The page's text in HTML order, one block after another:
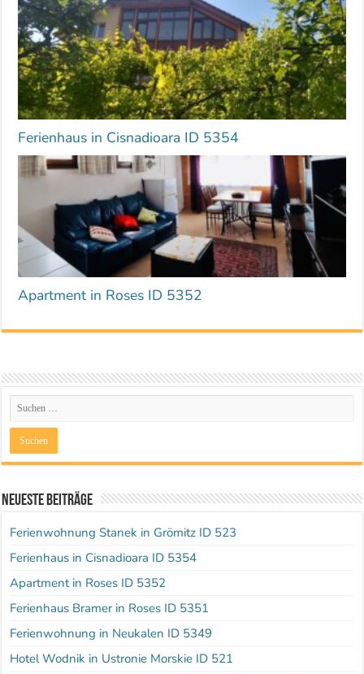
Ferienhaus in Cisnadioara ID 5354
Apartment in Roses ID 5352
Neueste Beiträge
Ferienwohnung Stanek in Grömitz ID 523
Ferienhaus in Cisnadioara ID 5354
Apartment in Roses ID 5352
Ferienhaus Bramer in Roses ID 5351
Ferienwohnung in Neukalen ID 5349
Hotel Wodnik in Ustronie Morskie ID 521